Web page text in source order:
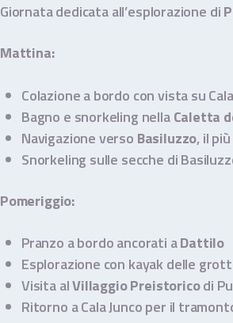
Giornata dedicata all’esplorazione di
Mattina:
Colazione a bordo con vista su
Bagno e snorkeling nellaCaletta
Navigazione verso Basiluzzo, il
Snorkeling sulle secche di
Pomeriggio:
Pranzo a bordo ancorati aDattilo
Esplorazione con kayak delle
Visita alVillaggio Preistoricodi
Ritorno a Cala Junco per il